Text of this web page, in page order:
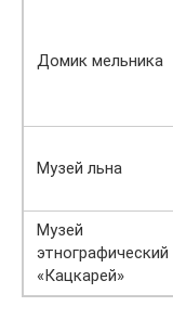
Домик мельника
Музей льна
Музей
этнографический
«Кацкарей»